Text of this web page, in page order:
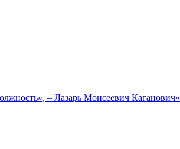
– Лазарь Моисеевич Каганович»